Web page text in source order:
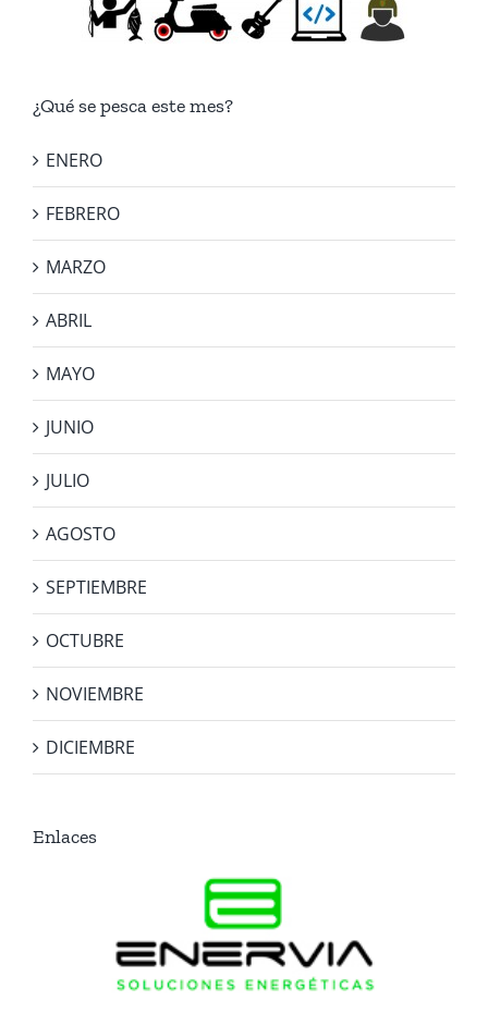
¿Qué se pesca este mes?
ENERO
FEBRERO
MARZO
ABRIL
MAYO
JUNIO
JULIO
AGOSTO
SEPTIEMBRE
OCTUBRE
NOVIEMBRE
DICIEMBRE
Enlaces